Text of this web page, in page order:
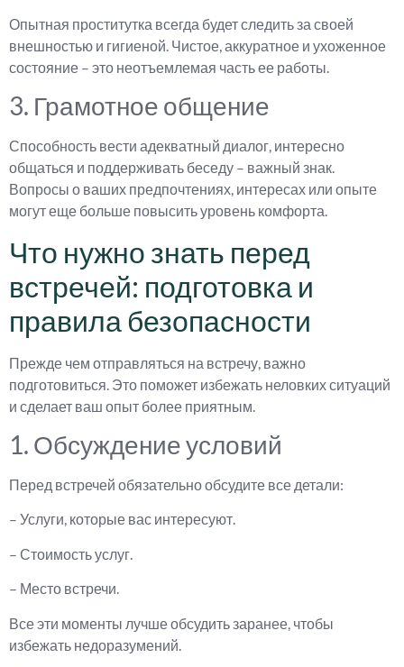
Опытная проститутка всегда будет следить за своей
внешностью и гигиеной. Чистое, аккуратное и ухоженное
состояние – это неотъемлемая часть ее работы.
3. Грамотное общение
Способность вести адекватный диалог, интересно
общаться и поддерживать беседу – важный знак.
Вопросы о ваших предпочтениях, интересах или опыте
могут еще больше повысить уровень комфорта.
Что нужно знать перед
встречей: подготовка и
правила безопасности
Прежде чем отправляться на встречу, важно
подготовиться. Это поможет избежать неловких ситуаций
и сделает ваш опыт более приятным.
1. Обсуждение условий
Перед встречей обязательно обсудите все детали:
– Услуги, которые вас интересуют.
– Стоимость услуг.
– Место встречи.
Все эти моменты лучше обсудить заранее, чтобы
избежать недоразумений.